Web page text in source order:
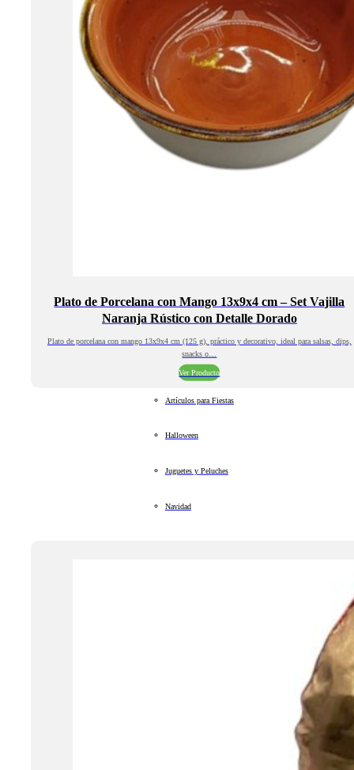
Plato de Porcelana con Mango 13x9x4 cm – Set Vajilla
Naranja Rústico con Detalle Dorado
Plato de porcelana con mango 13x9x4 cm (125 g), práctico y decorativo, ideal para salsas, dips,
snacks o…
Ver Producto
Artículos para Fiestas
Halloween
Juguetes y Peluches
Navidad